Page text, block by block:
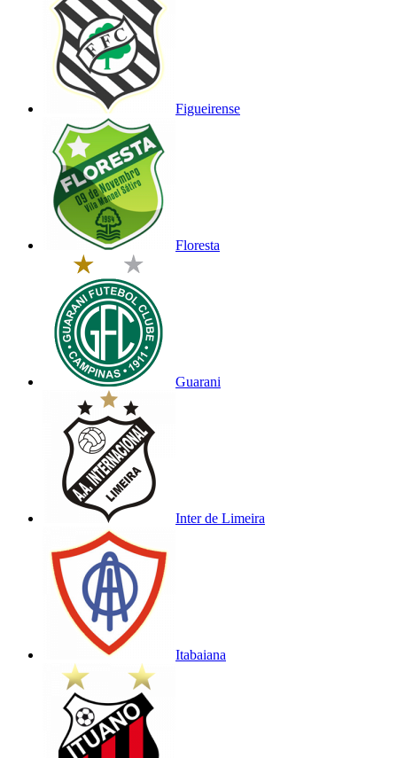
Figueirense
Floresta
Guarani
Inter de Limeira
Itabaiana